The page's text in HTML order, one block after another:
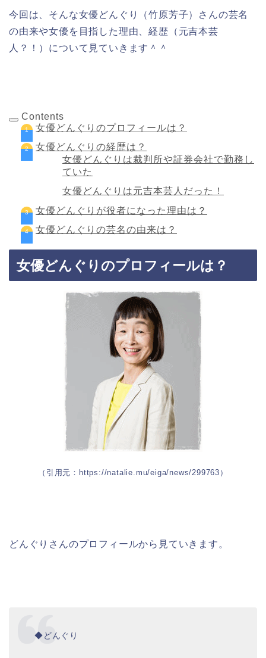
今回は、そんな女優どんぐり（竹原芳子）さんの芸名
の由来や女優を目指した理由、経歴（元吉本芸
人？！）について見ていきます＾＾
Contents
女優どんぐりのプロフィールは？
女優どんぐりの経歴は？
女優どんぐりは裁判所や証券会社で勤務し
ていた
女優どんぐりは元吉本芸人だった！
女優どんぐりが役者になった理由は？
女優どんぐりの芸名の由来は？
女優どんぐりのプロフィールは？
（引用元：https://natalie.mu/eiga/news/299763）
どんぐりさんのプロフィールから見ていきます。
◆どんぐり